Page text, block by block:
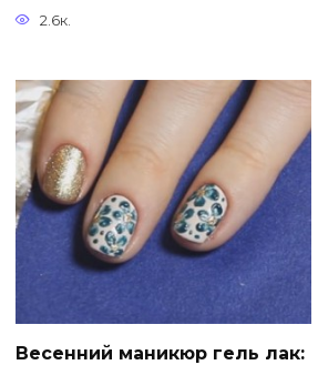
2.6к.
Весенний маникюр гель лак: